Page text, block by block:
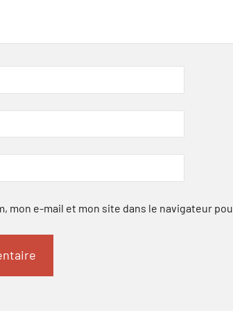
mon e-mail et mon site dans le navigateur